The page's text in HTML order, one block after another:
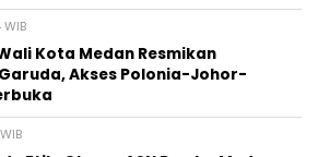
Kota Medan Resmikan
Akses Polonia-Johor-